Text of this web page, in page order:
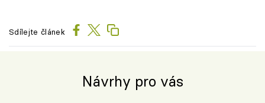
Sdílejte článek
Návrhy pro vás